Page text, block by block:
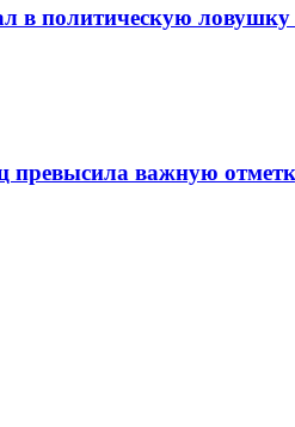
в политическую
превысила важную